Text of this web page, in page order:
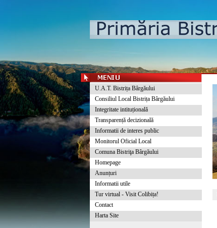
U.A.T. Bistrița Bârgăului
Consiliul Local Bistrița Bârgăului
Integritate intituțională
Transparență decizională
Informatii de interes public
Monitorul Oficial Local
Comuna Bistriţa Bârgăului
Homepage
Anunțuri
Informatii utile
Tur virtual - Visit Colibița!
Contact
Harta Site